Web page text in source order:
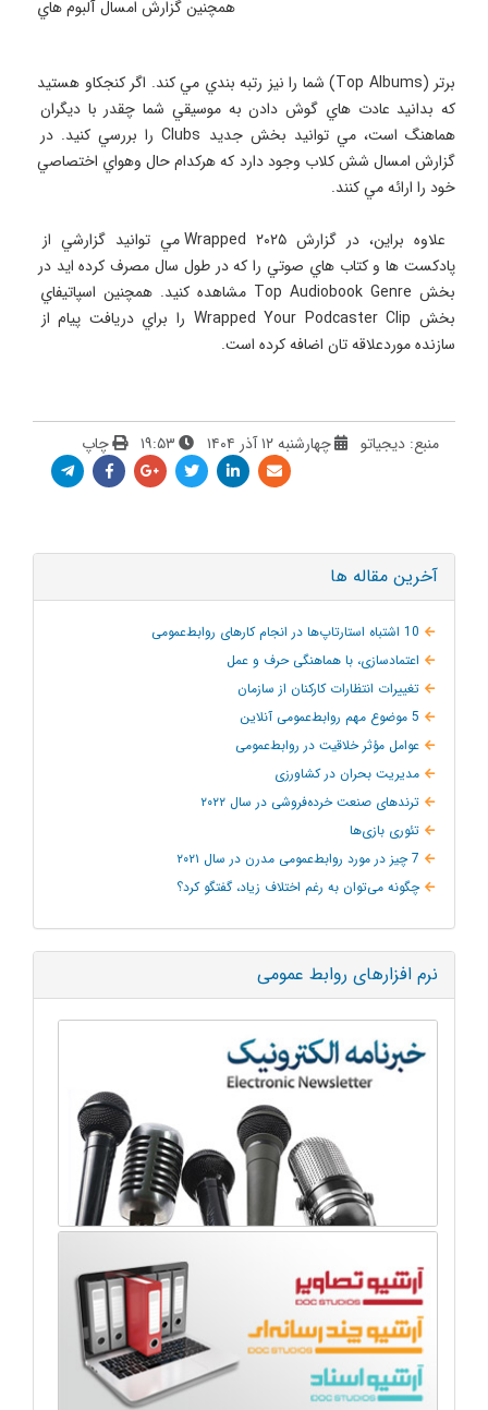
همچنين گزارش امسال آلبوم هاي
برتر (Top Albums) شما را نيز رتبه بندي مي كند. اگر كنجكاو هستيد
كه بدانيد عادت هاي گوش دادن به موسيقي شما چقدر با ديگران
هماهنگ است، مي توانيد بخش جديد Clubs را بررسي كنيد. در
گزارش امسال شش كلاب وجود دارد كه هركدام حال وهواي اختصاصي
علاوه براين، در گزارش Wrapped ۲۰۲۵ مي توانيد گزارشي از
پادكست ها و كتاب هاي صوتي را كه در طول سال مصرف كرده ايد در
بخش Top Audiobook Genre مشاهده كنيد. همچنين اسپاتيفاي
بخش Wrapped Your Podcaster Clip را براي دريافت پيام از
سازنده موردعلاقه تان اضافه كرده است.
منبع: دیجیاتو چهارشنبه ۱۲ آذر ۱۴۰۴ ۱۹:۵۳ چاپ
آخرین مقاله ها
10 اشتباه استارتاپ‌ها در انجام کارهای روابط‌عمومی
اعتمادسازی، با هماهنگی حرف و عمل
تغییرات انتظارات کارکنان از سازمان
5 موضوع مهم روابط‌عمومی آنلاین
عوامل مؤثر خلاقیت در روابط‌عمومی
مدیریت بحران در کشاورزی
ترند‌های صنعت خرده‌فروشی در سال ۲۰۲۲
تئوری بازی‌ها
7 چیز در مورد روابط‌عمومی مدرن در سال ۲۰۲۱
چگونه می‌توان به‌ رغم اختلاف زیاد، گفتگو کرد؟
نرم افزارهای روابط عمومی